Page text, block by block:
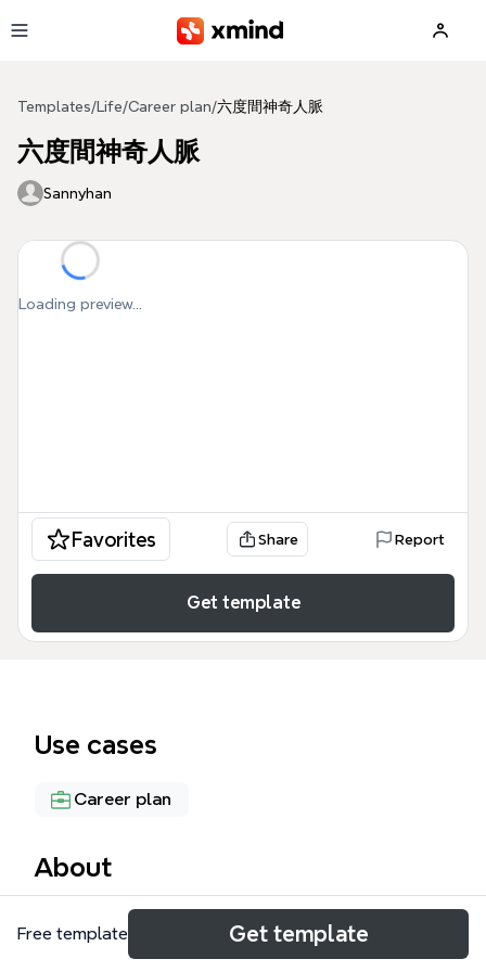
Templates/ Life/Career plan/六度間神奇人脈
六度間神奇人脈
Sannyhan
Loading preview...
Favorites Share Report
Get template
Use cases
Career plan
About
六度間神奇人脈是一張包含123個節點的心智圖模板，
專為希望系統化拓展與管理職場人脈的專業人士設計。
Free template Get template